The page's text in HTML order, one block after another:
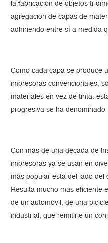
la fabricación de objetos
agregación de capas de
adhiriendo entre sí a medida
Como cada capa se produce
impresoras convencionales,
materiales en vez de tinta,
progresiva se ha denominado
Con más de una década de
impresoras ya se usan en
más popular está del lado del
Resulta mucho más eficiente
de un automóvil, de una
industrial, que remitirle un